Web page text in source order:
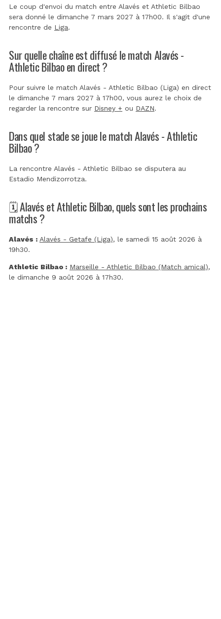
Le coup d'envoi du match entre Alavés et Athletic Bilbao
sera donné le dimanche 7 mars 2027 à 17h00. Il s'agit d'une
rencontre de Liga.
Sur quelle chaîne est diffusé le match Alavés -
Athletic Bilbao en direct ?
Pour suivre le match Alavés - Athletic Bilbao (Liga) en direct
le dimanche 7 mars 2027 à 17h00, vous aurez le choix de
regarder la rencontre sur Disney + ou DAZN.
Dans quel stade se joue le match Alavés - Athletic
Bilbao ?
La rencontre Alavés - Athletic Bilbao se disputera au
Estadio Mendizorrotza.
🗓️ Alavés et Athletic Bilbao, quels sont les prochains
matchs ?
Alavés : Alavés - Getafe (Liga), le samedi 15 août 2026 à
19h30.
Athletic Bilbao : Marseille - Athletic Bilbao (Match amical),
le dimanche 9 août 2026 à 17h30.